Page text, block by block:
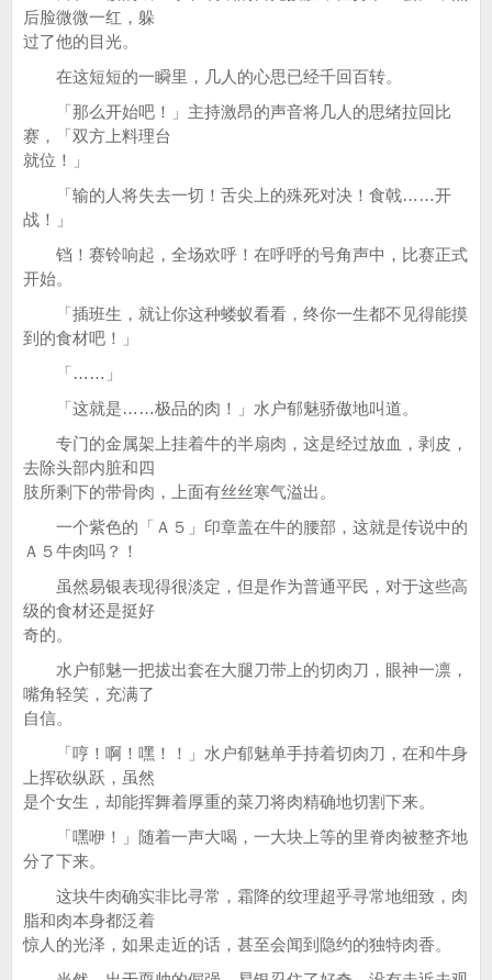
后脸微微一红，躲
过了他的目光。
在这短短的一瞬里，几人的心思已经千回百转。
「那么开始吧！」主持激昂的声音将几人的思绪拉回比
赛，「双方上料理台
就位！」
「输的人将失去一切！舌尖上的殊死对决！食戟……开
战！」
铛！赛铃响起，全场欢呼！在呼呼的号角声中，比赛正式
开始。
「插班生，就让你这种蝼蚁看看，终你一生都不见得能摸
到的食材吧！」
「……」
「这就是……极品的肉！」水户郁魅骄傲地叫道。
专门的金属架上挂着牛的半扇肉，这是经过放血，剥皮，
去除头部内脏和四
肢所剩下的带骨肉，上面有丝丝寒气溢出。
一个紫色的「Ａ５」印章盖在牛的腰部，这就是传说中的
Ａ５牛肉吗？！
虽然易银表现得很淡定，但是作为普通平民，对于这些高
级的食材还是挺好
奇的。
水户郁魅一把拔出套在大腿刀带上的切肉刀，眼神一凛，
嘴角轻笑，充满了
自信。
「哼！啊！嘿！！」水户郁魅单手持着切肉刀，在和牛身
上挥砍纵跃，虽然
是个女生，却能挥舞着厚重的菜刀将肉精确地切割下来。
「嘿咿！」随着一声大喝，一大块上等的里脊肉被整齐地
分了下来。
这块牛肉确实非比寻常，霜降的纹理超乎寻常地细致，肉
脂和肉本身都泛着
惊人的光泽，如果走近的话，甚至会闻到隐约的独特肉香。